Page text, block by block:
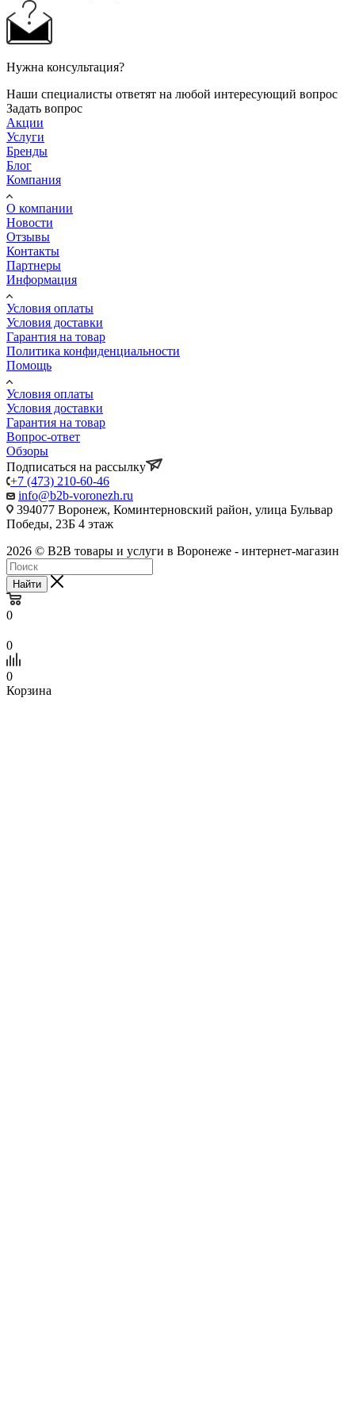
Нужна консультация?
Наши специалисты ответят на любой интересующий вопрос
Задать вопрос
Акции
Услуги
Бренды
Блог
Компания
О компании
Новости
Отзывы
Контакты
Партнеры
Информация
Условия оплаты
Условия доставки
Гарантия на товар
Политика конфиденциальности
Помощь
Условия оплаты
Условия доставки
Гарантия на товар
Вопрос-ответ
Обзоры
Подписаться на рассылку
+7 (473) 210-60-46
info@b2b-voronezh.ru
394077 Воронеж, Коминтерновский район, улица Бульвар
Победы, 23Б​ 4 этаж
2026 © B2B товары и услуги в Воронеже - интернет-магазин
Найти
0
0
0
Корзина